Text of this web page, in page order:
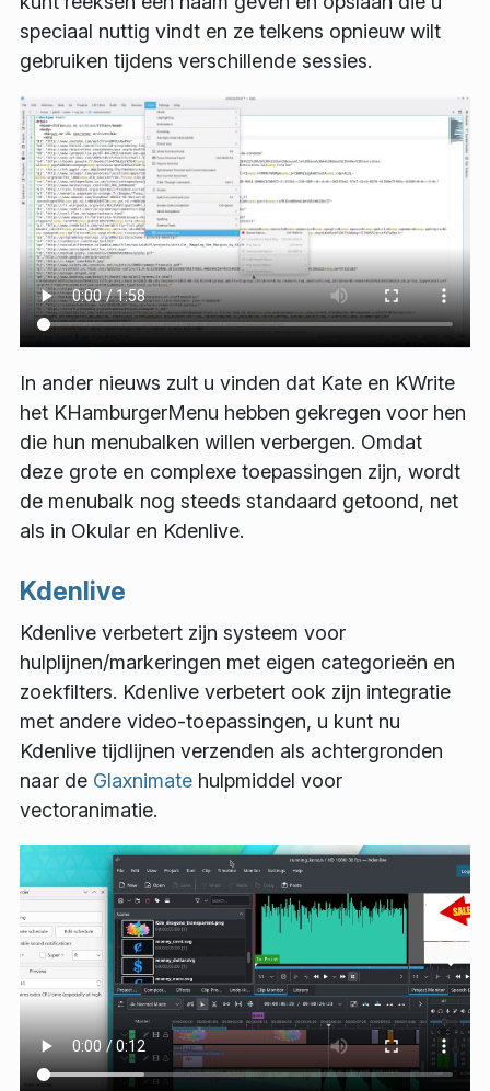
speciaal nuttig vindt en ze telkens opnieuw wilt
gebruiken tijdens verschillende sessies.
In ander nieuws zult u vinden dat Kate en KWrite
het KHamburgerMenu hebben gekregen voor hen
die hun menubalken willen verbergen. Omdat
deze grote en complexe toepassingen zijn, wordt
de menubalk nog steeds standaard getoond, net
als in Okular en Kdenlive.
Kdenlive
Kdenlive verbetert zijn systeem voor
hulplijnen/markeringen met eigen categorieën en
zoekfilters. Kdenlive verbetert ook zijn integratie
met andere video-toepassingen, u kunt nu
Kdenlive tijdlijnen verzenden als achtergronden
naar de Glaxnimate hulpmiddel voor
vectoranimatie.